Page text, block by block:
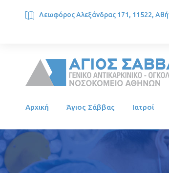
Λεωφόρος Αλεξάνδρας 171, 11522,
Αρχική Άγιος Σάββας Ιατροί